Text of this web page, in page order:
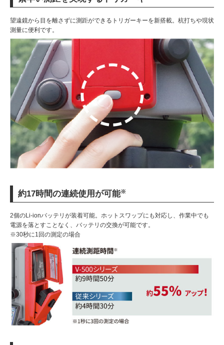
望遠鏡から目を離さずに測距ができるトリガーキーを新搭載。杭打ちや現状
測量に便利です。
約17時間の連続使用が可能※
2個のLi-ionバッテリが装着可能。ホットスワップにも対応し、作業中でも
電源を落とすことなく、バッテリの交換が可能です。
※30秒に1回の測定の場合